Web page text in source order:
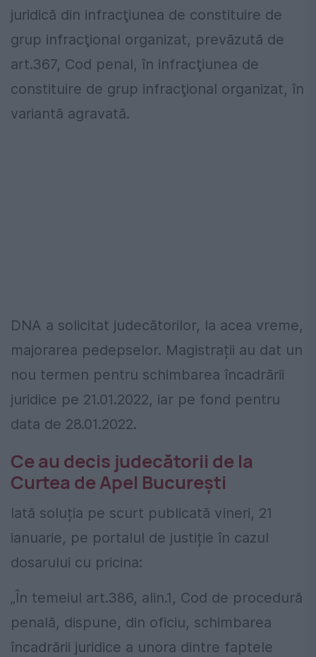
juridică din infracţiunea de constituire de
grup infracţional organizat, prevăzută de
art.367, Cod penal, în infracţiunea de
constituire de grup infracţional organizat, în
variantă agravată.
DNA a solicitat judecătorilor, la acea vreme,
majorarea pedepselor. Magistrații au dat un
nou termen pentru schimbarea încadrării
juridice pe 21.01.2022, iar pe fond pentru
data de 28.01.2022.
Ce au decis judecătorii de la
Curtea de Apel București
Iată soluția pe scurt publicată vineri, 21
ianuarie, pe portalul de justiție în cazul
dosarului cu pricina:
„În temeiul art.386, alin.1, Cod de procedură
penală, dispune, din oficiu, schimbarea
încadrării juridice a unora dintre faptele